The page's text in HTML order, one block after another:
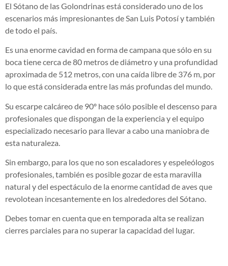
El Sótano de las Golondrinas está considerado uno de los
escenarios más impresionantes de San Luis Potosí y también
de todo el país.
Es una enorme cavidad en forma de campana que sólo en su
boca tiene cerca de 80 metros de diámetro y una profundidad
aproximada de 512 metros, con una caída libre de 376 m, por
lo que está considerada entre las más profundas del mundo.
Su escarpe calcáreo de 90º hace sólo posible el descenso para
profesionales que dispongan de la experiencia y el equipo
especializado necesario para llevar a cabo una maniobra de
esta naturaleza.
Sin embargo, para los que no son escaladores y espeleólogos
profesionales, también es posible gozar de esta maravilla
natural y del espectáculo de la enorme cantidad de aves que
revolotean incesantemente en los alrededores del Sótano.
Debes tomar en cuenta que en temporada alta se realizan
cierres parciales para no superar la capacidad del lugar.